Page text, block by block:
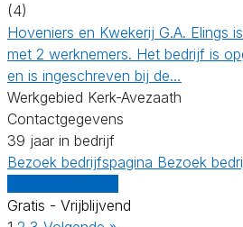
(4)
Hoveniers en Kwekerij G.A. Elings
met 2 werknemers. Het bedrijf is
en is ingeschreven bij de…
Werkgebied Kerk-Avezaath
Contactgegevens
39 jaar in bedrijf
Bezoek bedrijfspagina Bezoek
Gratis - Vrijblijvend